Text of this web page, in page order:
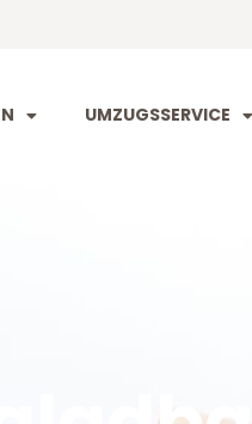
UMZUGSSERVICE